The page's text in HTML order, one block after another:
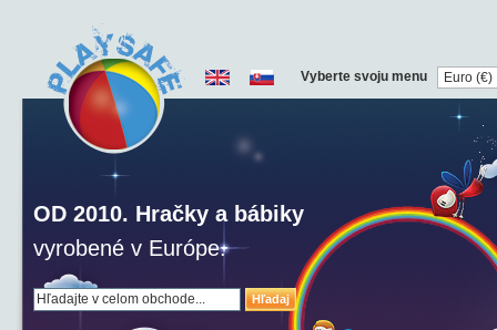
Hľadaj
OD 2010. Hračky a bábiky
vyrobené v Európe.
Vyberte svoju menu